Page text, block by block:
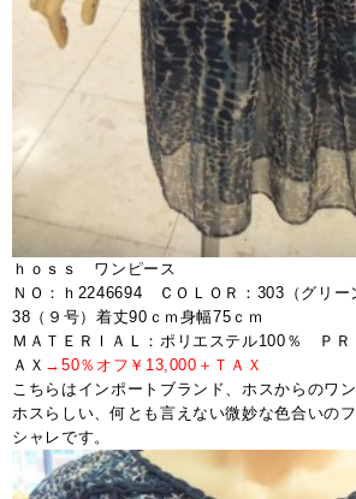
ｈｏｓｓ ワンピース
ＮＯ：ｈ2246694 ＣＯＬＯＲ：303（グリ
38（９号）着丈90ｃｍ身幅75ｃｍ
ＭＡＴＥＲＩＡＬ：ポリエステル100％ ＰＲ
ＡＸ →50％オフ￥13,000＋ＴＡＸ
こちらはインポートブランド、ホスからのワ
ホスらしい、何とも言えない微妙な色合いの
シャレです。